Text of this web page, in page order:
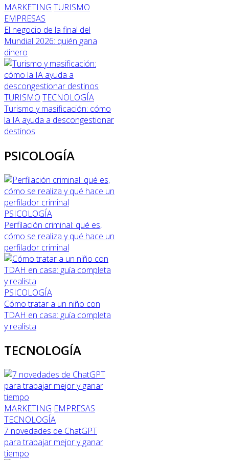
MARKETING TURISMO
EMPRESAS
El negocio de la final del
Mundial 2026: quién gana
dinero
TURISMO TECNOLOGÍA
Turismo y masificación: cómo
la IA ayuda a descongestionar
destinos
PSICOLOGÍA
PSICOLOGÍA
Perfilación criminal: qué es,
cómo se realiza y qué hace un
perfilador criminal
PSICOLOGÍA
Cómo tratar a un niño con
TDAH en casa: guía completa
y realista
TECNOLOGÍA
MARKETING EMPRESAS
TECNOLOGÍA
7 novedades de ChatGPT
para trabajar mejor y ganar
tiempo